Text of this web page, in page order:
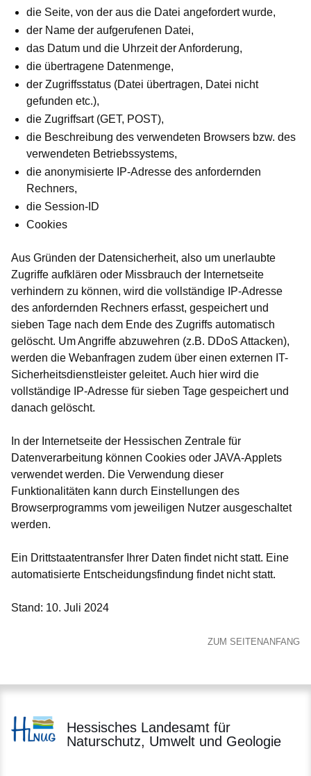
die Seite, von der aus die Datei angefordert wurde,
der Name der aufgerufenen Datei,
das Datum und die Uhrzeit der Anforderung,
die übertragene Datenmenge,
der Zugriffsstatus (Datei übertragen, Datei nicht
gefunden etc.),
die Zugriffsart (GET, POST),
die Beschreibung des verwendeten Browsers bzw. des
verwendeten Betriebssystems,
die anonymisierte IP-Adresse des anfordernden
Rechners,
die Session-ID
Cookies
Aus Gründen der Datensicherheit, also um unerlaubte
Zugriffe aufklären oder Missbrauch der Internetseite
verhindern zu können, wird die vollständige IP-Adresse
des anfordernden Rechners erfasst, gespeichert und
sieben Tage nach dem Ende des Zugriffs automatisch
gelöscht. Um Angriffe abzuwehren (z.B. DDoS Attacken),
werden die Webanfragen zudem über einen externen IT-
Sicherheitsdienstleister geleitet. Auch hier wird die
vollständige IP-Adresse für sieben Tage gespeichert und
danach gelöscht.
In der Internetseite der Hessischen Zentrale für
Datenverarbeitung können Cookies oder JAVA-Applets
verwendet werden. Die Verwendung dieser
Funktionalitäten kann durch Einstellungen des
Browserprogramms vom jeweiligen Nutzer ausgeschaltet
werden.
Ein Drittstaatentransfer Ihrer Daten findet nicht statt. Eine
automatisierte Entscheidungsfindung findet nicht statt.
Stand: 10. Juli 2024
ZUM SEITENANFANG
Hessisches Landesamt für
Naturschutz, Umwelt und Geologie